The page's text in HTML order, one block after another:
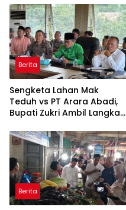
Jaringan Pembalak Liar
Berita
Sengketa Lahan Mak
Teduh vs PT Arara Abadi,
Bupati Zukri Ambil Langkah
Berita